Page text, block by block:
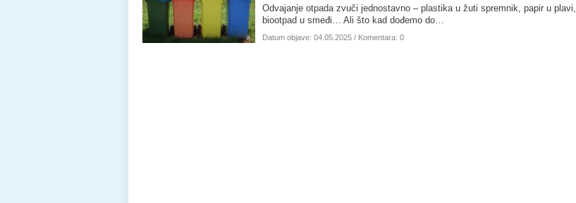
Odvajanje otpada zvuči jednostavno – plastika u žuti spremnik, papir u plavi,
biootpad u smeđi… Ali što kad dođemo do…
Datum objave: 04.05.2025 / Komentara: 0